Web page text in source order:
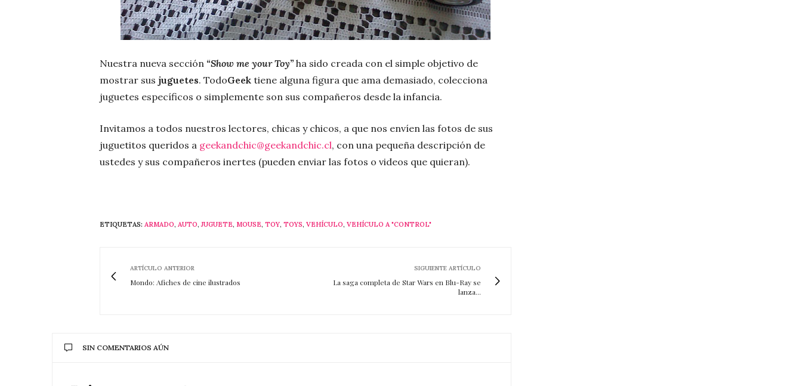
Nuestra nueva sección “Show me your Toy” ha sido creada con el simple objetivo de
mostrar sus juguetes. TodoGeek tiene alguna figura que ama demasiado, colecciona
juguetes específicos o simplemente son sus compañeros desde la infancia.
Invitamos a todos nuestros lectores, chicas y chicos, a que nos envíen las fotos de sus
juguetitos queridos a geekandchic@geekandchic.cl, con una pequeña descripción de
ustedes y sus compañeros inertes (pueden enviar las fotos o videos que quieran).
ETIQUETAS: ARMADO, AUTO,JUGUETE, MOUSE, TOY, TOYS, VEHÍCULO, VEHÍCULO A "CONTROL"
ARTÍCULO ANTERIOR
Mondo: Afiches de cine ilustrados
SIGUIENTE ARTÍCULO
La saga completa de Star Wars en Blu-Ray se
lanza...
SIN COMENTARIOS AÚN